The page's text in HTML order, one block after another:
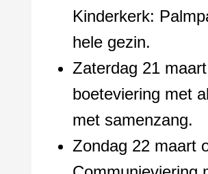
Kinderkerk:
hele gezin.
Zaterdag 21
boeteviering met
met samenzang.
Zondag 22 maart